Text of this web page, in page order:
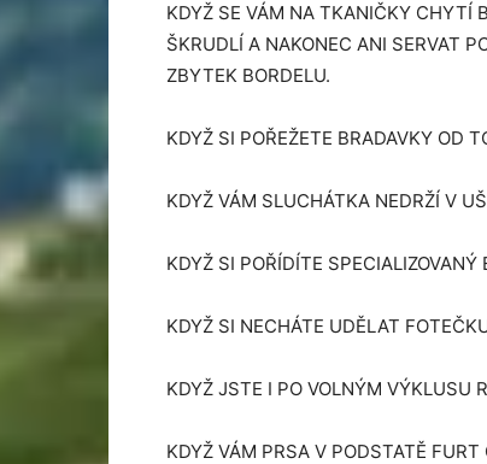
KDYŽ SE VÁM NA TKANIČKY CHYTÍ
ŠKRUDLÍ A NAKONEC ANI SERVAT
ZBYTEK BORDELU.
KDYŽ SI POŘEŽETE BRADAVKY OD
KDYŽ VÁM SLUCHÁTKA NEDRŽÍ V
KDYŽ SI POŘÍDÍTE
KDYŽ SI NECHÁTE UDĚLAT
KDYŽ JSTE I PO VOLNÝM VÝKLUSU
KDYŽ VÁM PRSA V PODSTATĚ